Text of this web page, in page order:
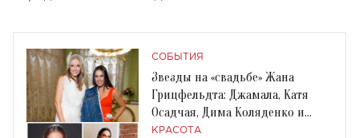
СОБЫТИЯ
Звезды на «свадьбе» Жана
Грицфельдта: Джамала, Катя
Осадчая, Дима Коляденко и
другие гости
КРАСОТА